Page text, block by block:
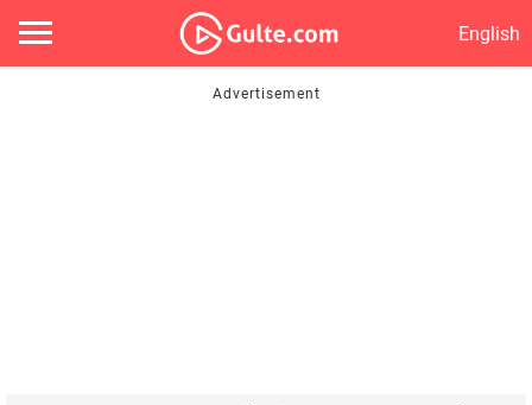
English